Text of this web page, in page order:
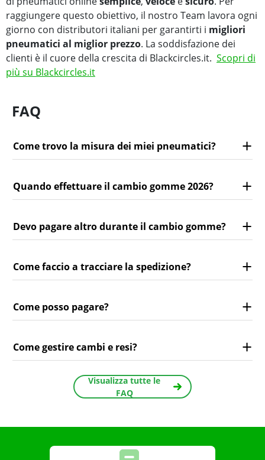
raggiungere questo obiettivo, il nostro Team lavora ogni
giorno con distributori italiani per garantirti i migliori
pneumatici al miglior prezzo. La soddisfazione dei
clienti è il cuore della crescita di Blackcircles.it. Scopri di
più su Blackcircles.it
FAQ
Come trovo la misura dei miei pneumatici?
Quando effettuare il cambio gomme 2026?
Devo pagare altro durante il cambio gomme?
Come faccio a tracciare la spedizione?
Come posso pagare?
Come gestire cambi e resi?
Visualizza tutte le
FAQ